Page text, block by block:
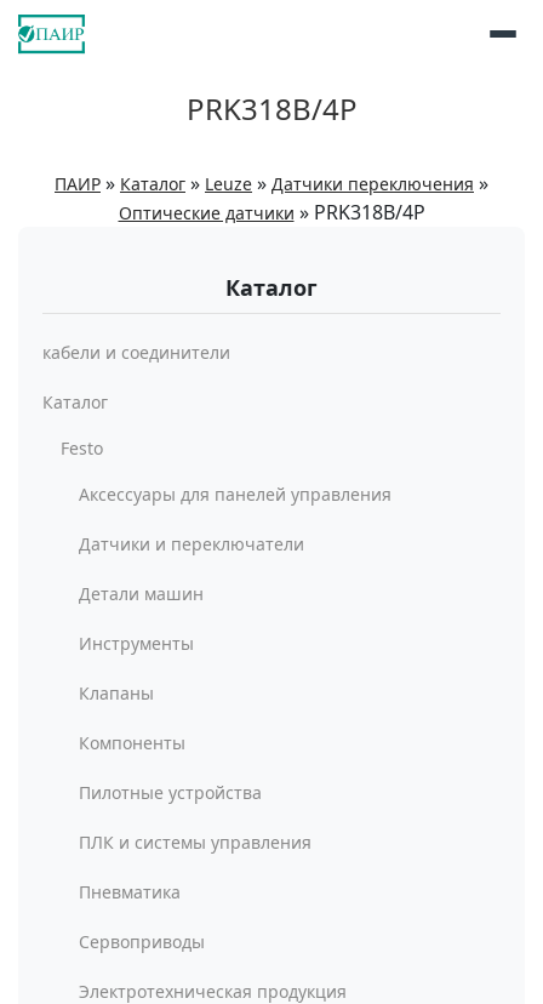
PRK318B/4P
ПАИР » Каталог » Leuze » Датчики переключения »
Оптические датчики » PRK318B/4P
Каталог
кабели и соединители
Каталог
Festo
Аксессуары для панелей управления
Датчики и переключатели
Детали машин
Инструменты
Клапаны
Компоненты
Пилотные устройства
ПЛК и системы управления
Пневматика
Сервоприводы
Электротехническая продукция